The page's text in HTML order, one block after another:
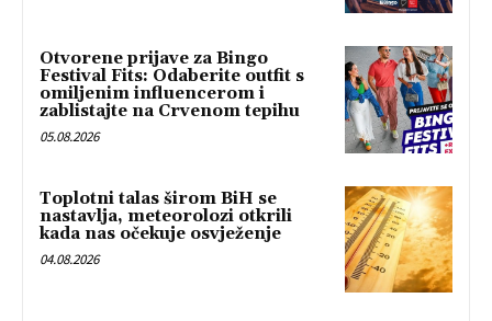
Otvorene prijave za Bingo
Festival Fits: Odaberite outfit s
omiljenim influencerom i
zablistajte na Crvenom tepihu
05.08.2026
Toplotni talas širom BiH se
nastavlja, meteorolozi otkrili
kada nas očekuje osvježenje
04.08.2026